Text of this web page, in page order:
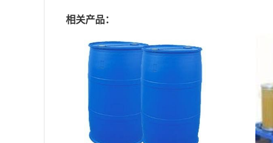
相关产品：